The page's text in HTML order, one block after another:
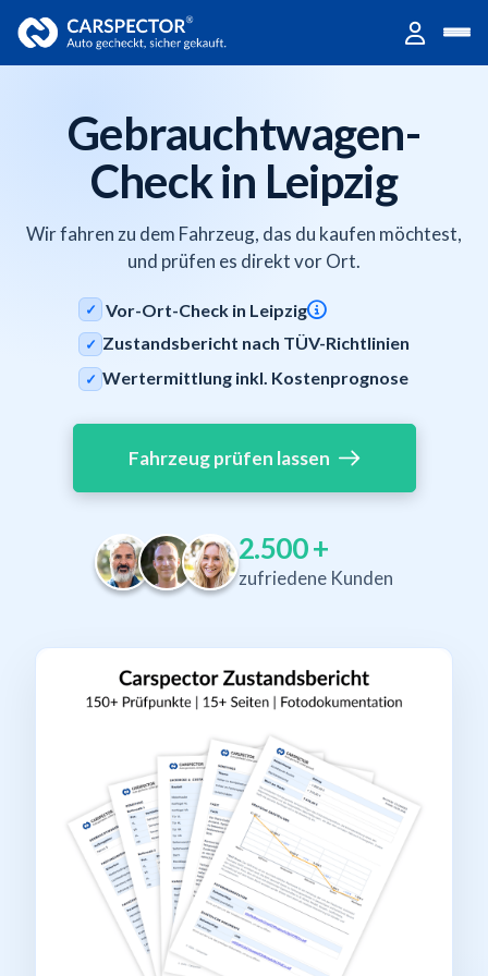
Gebrauchtwagen-
Check in Leipzig
Wir fahren zu dem Fahrzeug, das du kaufen möchtest,
und prüfen es direkt vor Ort.
✓ Vor-Ort-Check in Leipzig
✓ Zustandsbericht nach TÜV-Richtlinien
✓ Wertermittlung inkl. Kostenprognose
Fahrzeug prüfen lassen
2.500+
zufriedene Kunden